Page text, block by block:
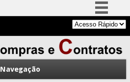
Simplifique!
Comunica BR
Participe
Acesso à informação
Navegação